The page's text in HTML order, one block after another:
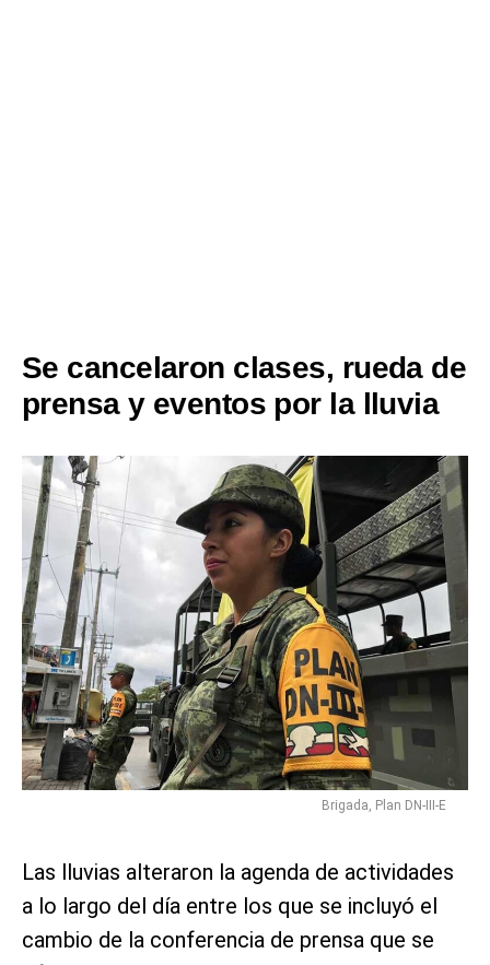
Se cancelaron clases, rueda de
prensa y eventos por la lluvia
Brigada, Plan DN-III-E
Las lluvias alteraron la agenda de actividades
a lo largo del día entre los que se incluyó el
cambio de la conferencia de prensa que se